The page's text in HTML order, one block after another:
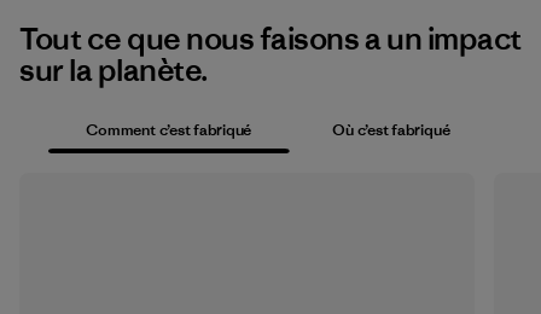
Tout ce que nous faisons a un impact
sur la planète.
Comment c’est fabriqué Où c’est fabriqué